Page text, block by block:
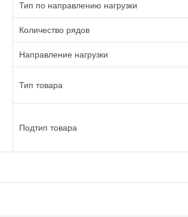
Тип по направлению нагрузки
Количество рядов
Направление нагрузки
Тип товара
Подтип товара